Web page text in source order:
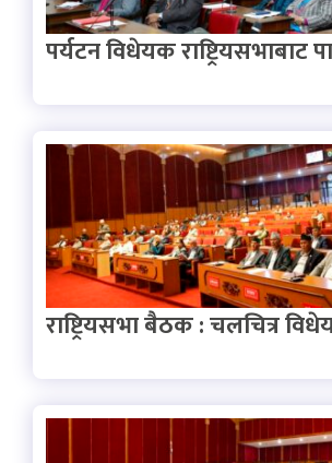
पर्यटन विधेयक राष्ट्रियसभाबाट
राष्ट्रियसभा बैठक : चलचित्र